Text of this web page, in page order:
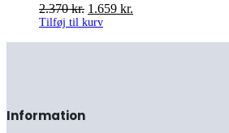
2.370kr. 1.659 kr.
Tilføj til kurv
Information